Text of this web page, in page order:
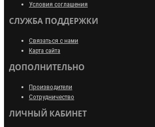
Условия соглашения
СЛУЖБА ПОДДЕРЖКИ
Связаться с нами
Карта сайта
ДОПОЛНИТЕЛЬНО
Производители
Сотрудничество
ЛИЧНЫЙ КАБИНЕТ